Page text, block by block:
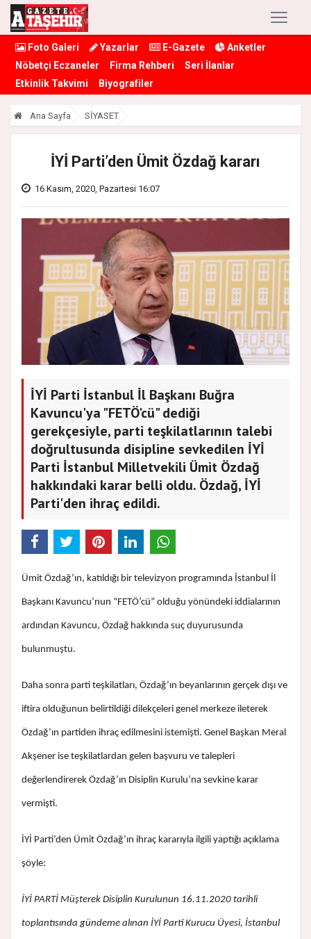
Foto Galeri Yazarlar E-Gazete
Anketler
Nöbetçi Eczaneler
Firma Rehberi
Seri İlanlar
Etkinlik Takvimi
Biyografiler
Ana Sayfa SİYASET
İYİ Parti’den Ümit Özdağ kararı
16 Kasım, 2020, Pazartesi 16:07
İYİ Parti İstanbul İl Başkanı Buğra
Kavuncu'ya "FETÖ'cü" dediği
gerekçesiyle, parti teşkilatlarının talebi
doğrultusunda disipline sevkedilen İYİ
Parti İstanbul Milletvekili Ümit Özdağ
hakkındaki karar belli oldu. Özdağ, İYİ
Parti'den ihraç edildi.
Ümit Özdağ’ın, katıldığı bir televizyon programında İstanbul İl
Başkanı Kavuncu’nun “FETÖ’cü” olduğu yönündeki iddialarının
ardından Kavuncu, Özdağ hakkında suç duyurusunda
bulunmuştu.
Daha sonra parti teşkilatları, Özdağ’ın beyanlarının gerçek dışı ve
iftira olduğunun belirtildiği dilekçeleri genel merkeze ileterek
Özdağ’ın partiden ihraç edilmesini istemişti. Genel Başkan Meral
Akşener ise teşkilatlardan gelen başvuru ve talepleri
değerlendirerek Özdağ’ın Disiplin Kurulu’na sevkine karar
vermişti.
İYİ Parti’den Ümit Özdağ’ın ihraç kararıyla ilgili yaptığı açıklama
şöyle:
İYİ PARTİ Müşterek Disiplin Kurulunun 16.11.2020 tarihli
toplantısında gündeme alınan İYİ Parti Kurucu Üyesi, İstanbul